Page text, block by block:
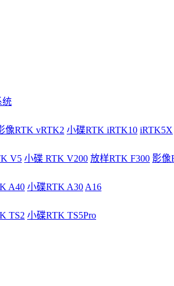
统
像RTK vRTK2 小碟RTK iRTK10 iRTK5X
V5 小碟 RTK V200 放样RTK F300 影像
A40 小碟RTK A30 A16
TS2 小碟RTK TS5Pro